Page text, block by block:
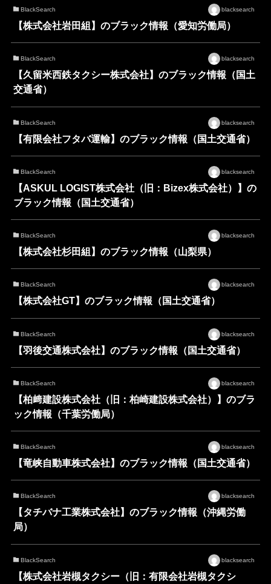
BlackSearch blacksearch
【株式会社岩田組】のブラック情報（愛知労働局）
BlackSearch blacksearch
【久留米西鉄タクシー株式会社】のブラック情報（国土
交通省）
BlackSearch blacksearch
【有限会社フタバ運輸】のブラック情報（国土交通省）
BlackSearch blacksearch
【ASKUL LOGIST株式会社（旧：Bizex株式会社）】の
ブラック情報（国土交通省）
BlackSearch blacksearch
【株式会社杉田組】のブラック情報（山梨県）
BlackSearch blacksearch
【株式会社GT】のブラック情報（国土交通省）
BlackSearch blacksearch
【羽後交通株式会社】のブラック情報（国土交通省）
BlackSearch blacksearch
【柏﨑建設株式会社（旧：柏崎建設株式会社）】のブラ
ック情報（千葉労働局）
BlackSearch blacksearch
【竜峡自動車株式会社】のブラック情報（国土交通省）
BlackSearch blacksearch
【タチバナ工業株式会社】のブラック情報（沖縄労働
局）
BlackSearch blacksearch
【株式会社岩槻タクシー（旧：有限会社岩槻タクシ